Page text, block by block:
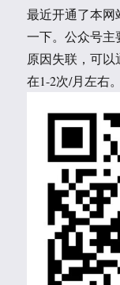
最近开通了本网
一下。公众号主
原因失联，可
在1-2次/月左右。